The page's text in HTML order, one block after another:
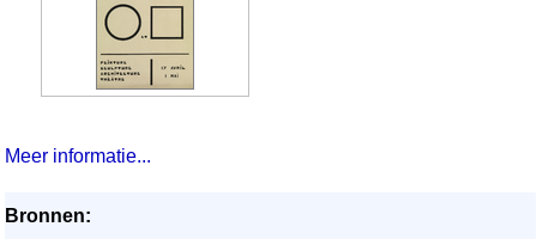
Meer informatie...
Bronnen: